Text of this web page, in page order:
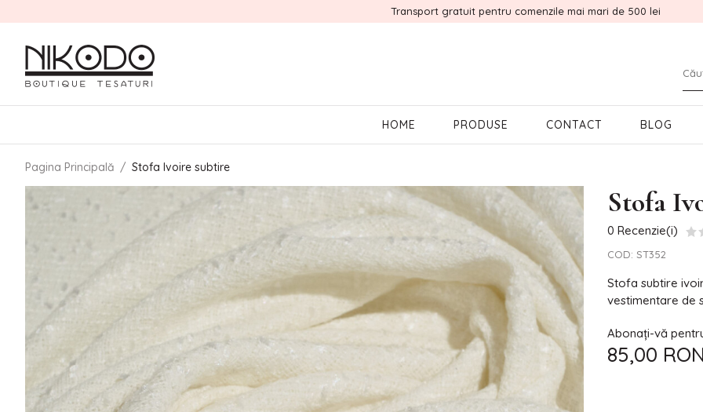
Transport gratuit pentru comenzile mai mari de 500 lei
HOME PRODUSE CONTACT BLOG
Pagina Principală / Stofa Ivoire subtire
Stofa
0 Recenzie(i)
COD:ST352
Stofa subtire
vestimentare de
Abonați-vă
85,00